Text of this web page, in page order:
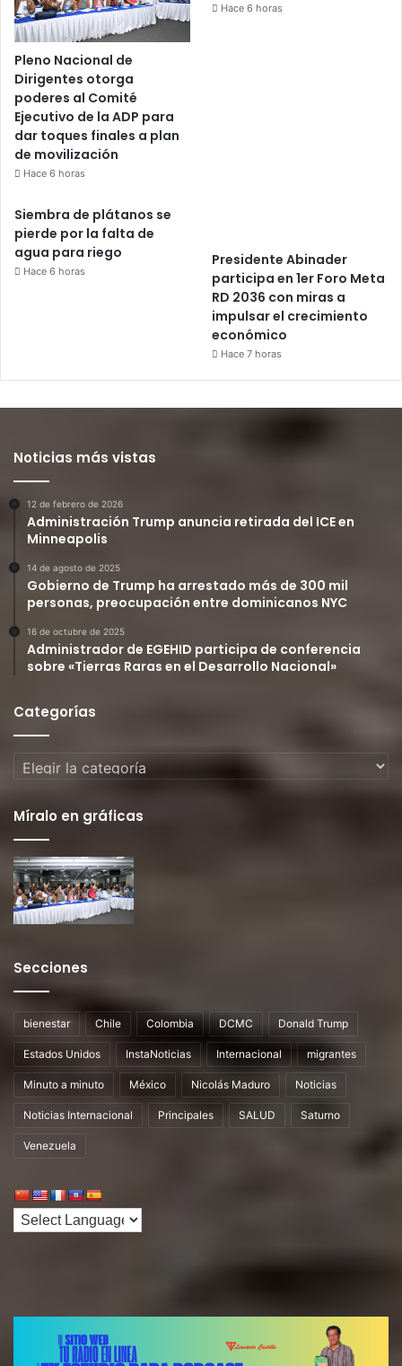
Pleno Nacional de
Dirigentes otorga
poderes al Comité
Ejecutivo de la ADP para
dar toques finales a plan
de movilización
Hace 6 horas
Hace 6 horas
Siembra de plátanos se
pierde por la falta de
agua para riego
Hace 6 horas
Presidente Abinader
participa en 1er Foro Meta
RD 2036 con miras a
impulsar el crecimiento
económico
Hace 7 horas
Noticias más vistas
12 de febrero de 2026
Administración Trump anuncia retirada del ICE en
Minneapolis
14 de agosto de 2025
Gobierno de Trump ha arrestado más de 300 mil
personas, preocupación entre dominicanos NYC
16 de octubre de 2025
Administrador de EGEHID participa de conferencia
sobre «Tierras Raras en el Desarrollo Nacional»
Categorías
Categorías
Míralo en gráficas
Secciones
bienestar Chile Colombia DCMC Donald Trump
Estados Unidos InstaNoticias Internacional migrantes
Minuto a minuto México Nicolás Maduro Noticias
Noticias Internacional Principales SALUD Saturno
Venezuela